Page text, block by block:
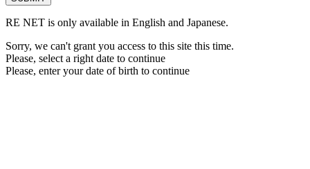
RE NET is only available in English and Japanese.
Sorry, we can't grant you access to this site this time.
Please, select a right date to continue
Please, enter your date of birth to continue